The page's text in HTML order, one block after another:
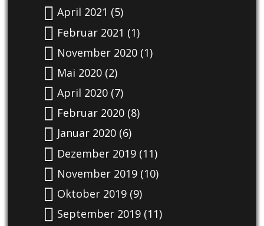
April 2021 (5)
Februar 2021 (1)
November 2020(1)
Mai 2020(2)
April 2020(7)
Februar 2020(8)
Januar 2020(6)
Dezember 2019(11)
November 2019(10)
Oktober 2019(9)
September 2019(11)